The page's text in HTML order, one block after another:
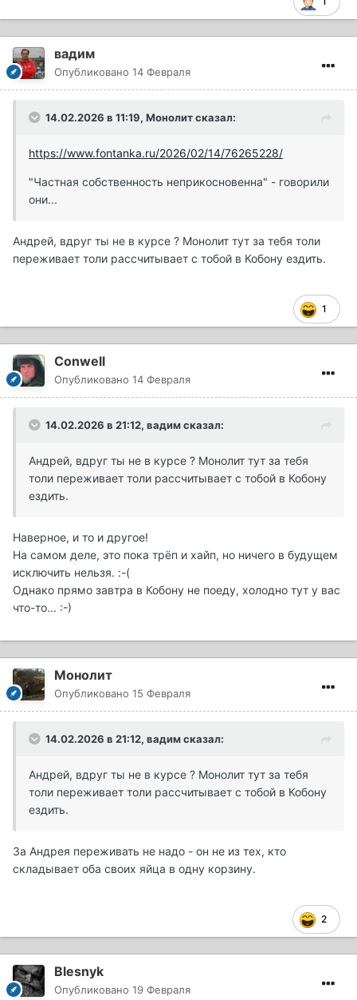
вадим
Опубликовано 14 Февраля
14.02.2026 в 11:19, Монолитсказал:
https://www.fontanka.ru/2026/02/14/76265228/
"Частная собственность неприкосновенна" - говорили
они...
Андрей, вдруг ты не в курсе ? Монолит тут за тебя толи
переживает толи рассчитывает с тобой в Кобону ездить.
1
Conwell
Опубликовано 14 Февраля
14.02.2026 в 21:12, вадимсказал:
Андрей, вдруг ты не в курсе ? Монолит тут за тебя
толи переживает толи рассчитывает с тобой в Кобону
ездить.
Наверное, и то и другое!
На самом деле, это пока трёп и хайп, но ничего в будущем
исключить нельзя. :-(
Однако прямо завтра в Кобону не поеду, холодно тут у вас
что-то... :-)
Монолит
Опубликовано 15 Февраля
14.02.2026 в 21:12, вадимсказал:
Андрей, вдруг ты не в курсе ? Монолит тут за тебя
толи переживает толи рассчитывает с тобой в Кобону
ездить.
За Андрея переживать не надо - он не из тех, кто
складывает оба своих яйца в одну корзину.
2
Blesnyk
Опубликовано 19 Февраля